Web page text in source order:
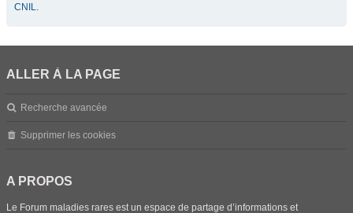
CNIL.
ALLER À LA PAGE
Recherche avancée
Supprimer les cookies
A PROPOS
Le Forum maladies rares est un espace de partage d’informations et